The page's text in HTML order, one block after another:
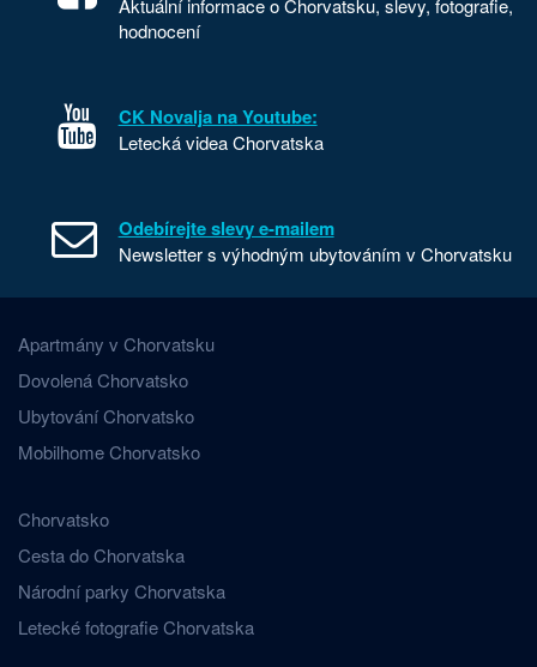
hodnocení
CK Novalja na Youtube:
Letecká videa Chorvatska
Odebírejte slevy e-mailem
Newsletter s výhodným ubytováním v Chorvatsku
Apartmány v Chorvatsku
Dovolená Chorvatsko
Ubytování Chorvatsko
Mobilhome Chorvatsko
Chorvatsko
Cesta do Chorvatska
Národní parky Chorvatska
Letecké fotografie Chorvatska